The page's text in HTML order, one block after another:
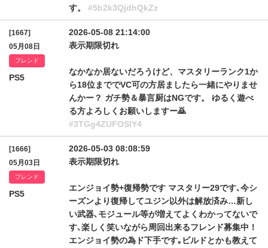
す。 #5b2k3QjdhQkZz
[1667]
05月08日
フレンド
PS5
2026-05-08 21:14:00
表示期限切れ
なかなか居ないだろうけど、マスタリーランク1か
ら18位まででVC可の方居ましたら一緒にやりませ
んかー？ ガチ勢＆暴言厨はNGです。 ゆるく遊べ
る方よろしくお願いしますー🙇
#3TGg4ZUFOSlY4
[1666]
05月03日
フレンド
PS5
2026-05-03 08:08:59
表示期限切れ
エンジョイ勢+復帰勢です マスタリー29です､今シ
ーズンより復帰してユジン以外は解放済み…新し
い武器､モジュール等が増えてよくわかってないで
す､楽しく笑いながら周回出来るフレンド募集中！
エンジョイ勢の為ド下手です｡ビルドとかも教えて